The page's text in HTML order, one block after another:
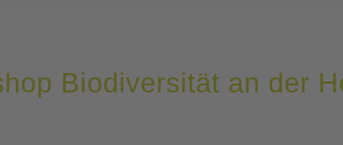
Biodiversität an der